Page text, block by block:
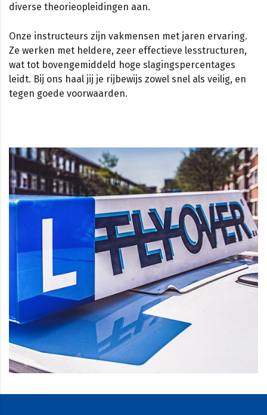
diverse theorieopleidingen aan.
Onze instructeurs zijn vakmensen met jaren ervaring.
Ze werken met heldere, zeer effectieve lesstructuren,
wat tot bovengemiddeld hoge slagingspercentages
leidt. Bij ons haal jij je rijbewijs zowel snel als veilig, en
tegen goede voorwaarden.